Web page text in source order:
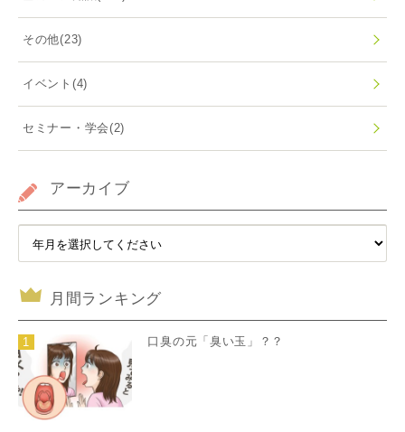
その他(23)
イベント (4)
セミナー・学会(2)
アーカイブ
月間ランキング
1 口臭の元「臭い玉」？？